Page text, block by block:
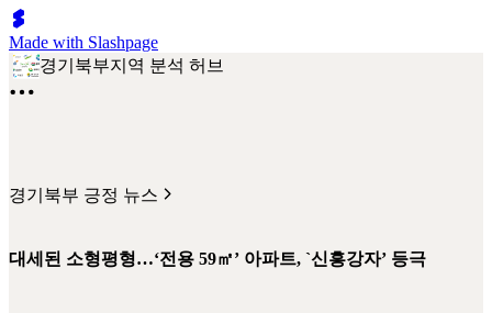
Made with Slashpage
경기북부지역 분석 허브
경기북부 긍정 뉴스
대세된 소형평형…‘전용 59㎡’ 아파트, `신흥강자’ 등극